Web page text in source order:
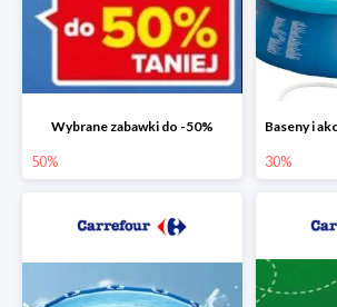
Wybrane zabawki do -50%
50% 30%